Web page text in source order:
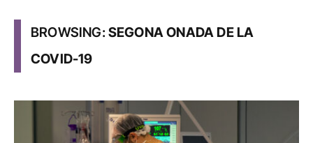
BROWSING:SEGONA ONADA DE LA
COVID-19